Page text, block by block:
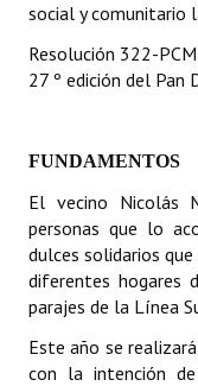
DOCUMENTOS
Informes de Gestión
Dictámenes Asesoría
Actas de Sesión
Informes de Unidad
Ejecución
Actas de Audiencias
social y comunitario
Resolución 322-
27 º edición del Pan
FUNDAMENTOS
El vecino Nicolás
personas que lo
dulces solidarios
diferentes hogares
parajes de la Línea
Este año se
con la intención